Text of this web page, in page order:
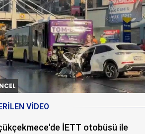
VIDEO
İETT otobüsü ile